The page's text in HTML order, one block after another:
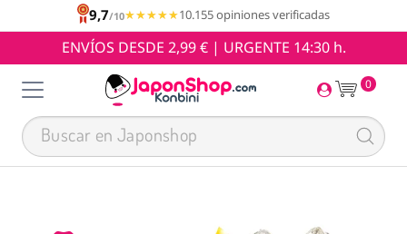
9,7/10★★★★★
★★★★★10.155 opiniones verificadas
ENVÍOS DESDE 2,99 € | URGENTE 14:30 h.
0